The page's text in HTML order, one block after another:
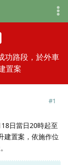
功路段，於外車
置案
#1
日當日20時起至
建置案，依施作位